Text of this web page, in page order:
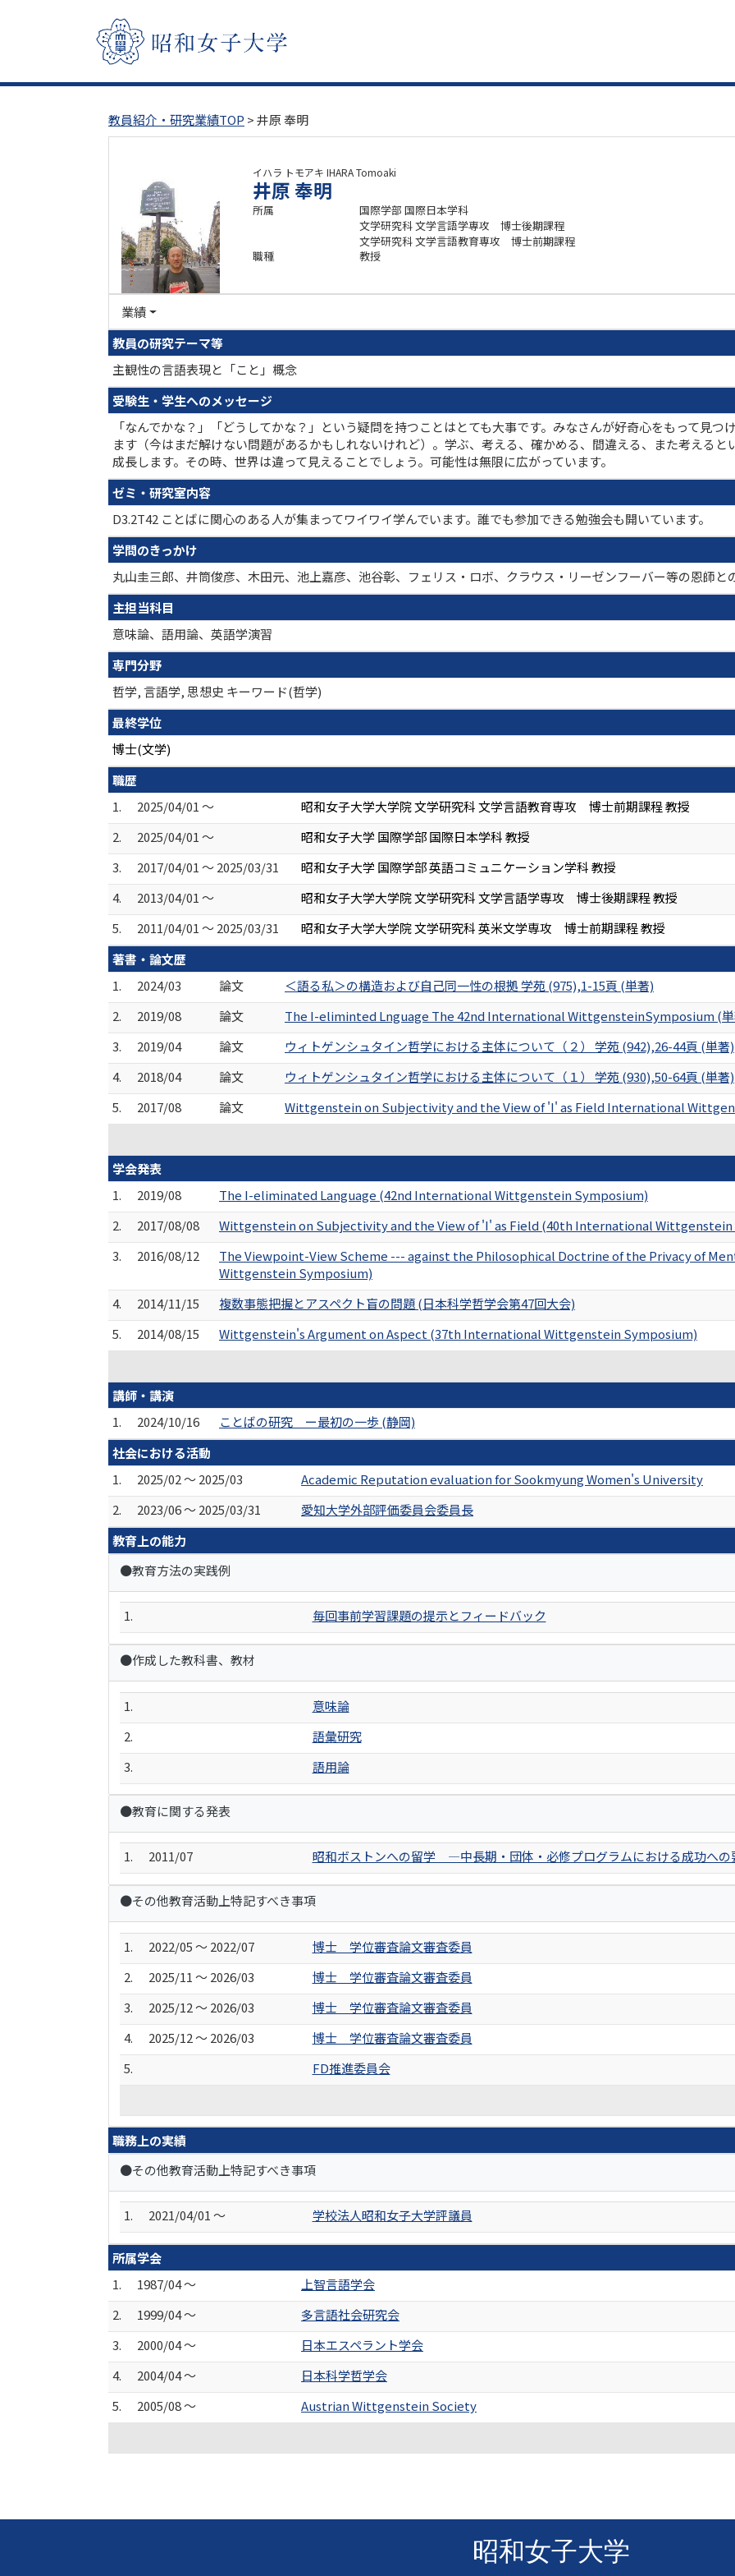
教員紹介・研究業績TOP > 井原 奉明
イハラ トモアキ IHARA Tomoaki
井原 奉明
所属
国際学部 国際日本学科
文学研究科 文学言語学専攻 博士後期課程
文学研究科 文学言語教育専攻 博士前期課程
職種
教授
業績
教員の研究テーマ等
主観性の言語表現と「こと」概念
受験生・学生へのメッセージ
「なんでかな？」「どうしてかな？」という疑問を持つことはとても大事です。みなさんが好奇心をもって見
ます（今はまだ解けない問題があるかもしれないけれど）。学ぶ、考える、確かめる、間違える、また考える
成長します。その時、世界は違って見えることでしょう。可能性は無限に広がっています。
ゼミ・研究室内容
D3.2T42 ことばに関心のある人が集まってワイワイ学んでいます。誰でも参加できる勉強会も開いています。
学問のきっかけ
丸山圭三郎、井筒俊彦、木田元、池上嘉彦、池谷彰、フェリス・ロボ、クラウス・リーゼンフーバー等の恩師と
主担当科目
意味論、語用論、英語学演習
専門分野
哲学, 言語学, 思想史 キーワード(哲学)
最終学位
博士(文学)
職歴
1.
2025/04/01 ～
昭和女子大学大学院 文学研究科 文学言語教育専攻 博士前期課程 教授
2.
2025/04/01 ～
昭和女子大学 国際学部 国際日本学科 教授
3.
2017/04/01 ～ 2025/03/31
昭和女子大学 国際学部 英語コミュニケーション学科 教授
4.
2013/04/01 ～
昭和女子大学大学院 文学研究科 文学言語学専攻 博士後期課程 教授
5.
2011/04/01 ～ 2025/03/31
昭和女子大学大学院 文学研究科 英米文学専攻 博士前期課程 教授
著書・論文歴
1.
2024/03 論文
＜語る私＞の構造および自己同一性の根拠 学苑 (975),1-15頁 (単著)
2.
2019/08 論文
The I-eliminted Lnguage The 42nd International WittgensteinSymposium (
3.
2019/04 論文
ウィトゲンシュタイン哲学における主体について（２） 学苑 (942),26-44頁 (単著)
4.
2018/04 論文
ウィトゲンシュタイン哲学における主体について（１） 学苑 (930),50-64頁 (単著)
5.
2017/08 論文 Wittgenstein on Subjectivity and the View of 'I' as Field International
学会発表
1.
2019/08
The I-eliminated Language (42nd International Wittgenstein Symposium)
2.
2017/08/08
Wittgenstein on Subjectivity and the View of 'I' as Field (40th International
3.
2016/08/12
The Viewpoint-View Scheme --- against the Philosophical Doctrine of the Privacy of
Wittgenstein Symposium)
4.
2014/11/15
複数事態把握とアスペクト盲の問題 (日本科学哲学会第47回大会)
5.
2014/08/15 Wittgenstein's Argument on Aspect (37th International Wittgenstein Symposium)
講師・講演
1.
2024/10/16
ことばの研究 ー最初の一歩 (静岡)
社会における活動
1.
2025/02 ～ 2025/03
Academic Reputation evaluation for Sookmyung Women's University
2.
2023/06 ～ 2025/03/31
愛知大学外部評価委員会委員長
教育上の能力
●教育方法の実践例
1. 毎回事前学習課題の提示とフィードバック
●作成した教科書、教材
1.
意味論
2.
語彙研究
3.
語用論
●教育に関する発表
1. 2011/07 昭和ボストンへの留学 ―中長期・団体・必修プログラムにおける成功への
●その他教育活動上特記すべき事項
1. 2022/05 ～ 2022/07
博士 学位審査論文審査委員
2.
2025/11 ～ 2026/03
博士 学位審査論文審査委員
3.
2025/12 ～ 2026/03
博士 学位審査論文審査委員
4.
2025/12 ～ 2026/03
博士 学位審査論文審査委員
5.
FD推進委員会
職務上の実績
●その他教育活動上特記すべき事項
1. 2021/04/01 ～ 学校法人昭和女子大学評議員
所属学会
1.
1987/04 ～
上智言語学会
2.
1999/04 ～
多言語社会研究会
3.
2000/04 ～
日本エスペラント学会
4.
2004/04 ～
日本科学哲学会
5.
2005/08 ～ Austrian Wittgenstein Society
昭和女子大学